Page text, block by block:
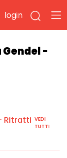
login
-
Ritratti VEDI
TUTTI